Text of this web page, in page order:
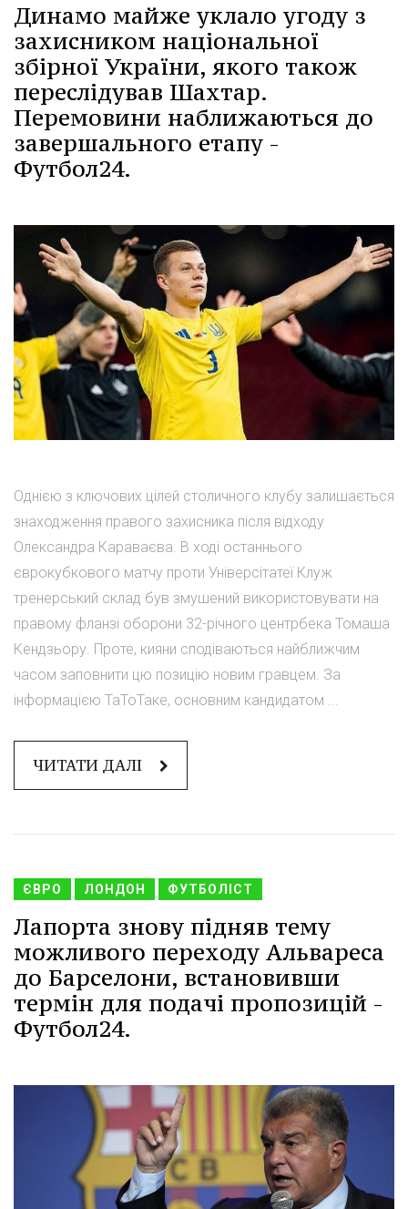
Динамо майже уклало угоду з
захисником національної
збірної України, якого також
переслідував Шахтар.
Перемовини наближаються до
завершального етапу -
Футбол24.
Однією з ключових цілей столичного клубу залишається
знаходження правого захисника після відходу
Олександра Караваєва. В ході останнього
єврокубкового матчу проти Універсітатеї Клуж
тренерський склад був змушений використовувати на
правому фланзі оборони 32-річного центрбека Томаша
Кендзьору. Проте, кияни сподіваються найближчим
часом заповнити цю позицію новим гравцем. За
інформацією ТаТоТаке, основним кандидатом ...
ЧИТАТИ ДАЛІ
ЄВРО ЛОНДОН ФУТБОЛІСТ
Лапорта знову підняв тему
можливого переходу Альвареса
до Барселони, встановивши
термін для подачі пропозицій -
Футбол24.